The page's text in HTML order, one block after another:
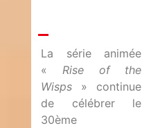
La série animée
« Rise of the
Wisps » continue
de célébrer le
30ème